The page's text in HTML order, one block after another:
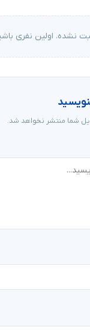
نشده. اولین نفری
شما منتشر نخواهد شد.